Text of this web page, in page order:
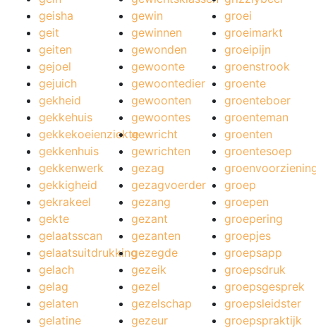
geisha
geit
geiten
gejoel
gejuich
gekheid
gekkehuis
gekkekoeienziekte
gekkenhuis
gekkenwerk
gekkigheid
gekrakeel
gekte
gelaatsscan
gelaatsuitdrukking
gelach
gelag
gelaten
gelatine
gewin
gewinnen
gewonden
gewoonte
gewoontedier
gewoonten
gewoontes
gewricht
gewrichten
gezag
gezagvoerder
gezang
gezant
gezanten
gezegde
gezeik
gezel
gezelschap
gezeur
groei
groeimarkt
groeipijn
groenstrook
groente
groenteboer
groenteman
groenten
groentesoep
groep
groepen
groepering
groepjes
groepsapp
groepsdruk
groepsgesprek
groepsleidster
groepspraktijk